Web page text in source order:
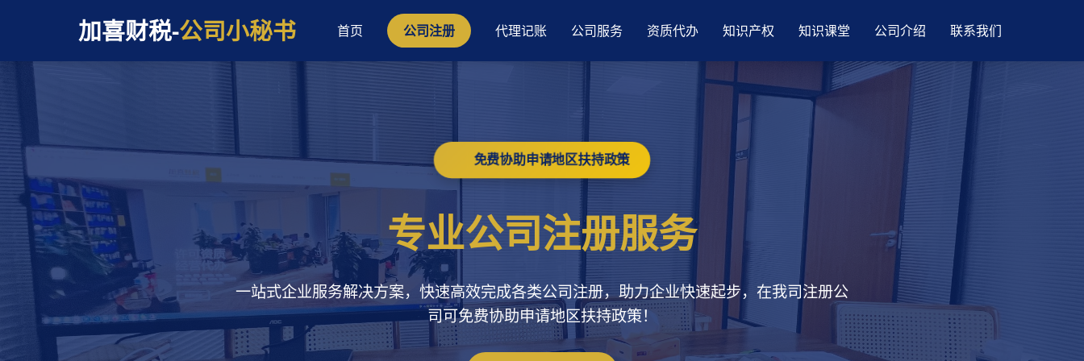
加喜财税-公司小秘书 首页 公司注册 代理记账 公司服务 资质代办 知识产权 知识课堂 公司介绍 联系我们
免费协助申请地区扶持政策
专业公司注册服务
一站式企业服务解决方案，快速高效完成各类公司注册，助力企业快速起步，在我司注册公
司可免费协助申请地区扶持政策！